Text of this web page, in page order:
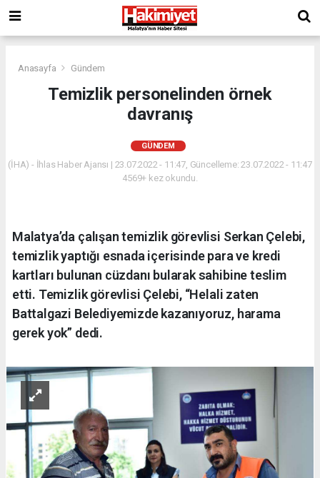
Anasayfa Gündem
Temizlik personelinden örnek
davranış
GÜNDEM
(İHA) - İhlas Haber Ajansı | 23.07.2022 - 11:47, Güncelleme: 23.07.2022 - 11:47
4569+ kez okundu.
Malatya’da çalışan temizlik görevlisi Serkan Çelebi,
temizlik yaptığı esnada içerisinde para ve kredi
kartları bulunan cüzdanı bularak sahibine teslim
etti. Temizlik görevlisi Çelebi, “Helali zaten
Battalgazi Belediyemizde kazanıyoruz, harama
gerek yok” dedi.